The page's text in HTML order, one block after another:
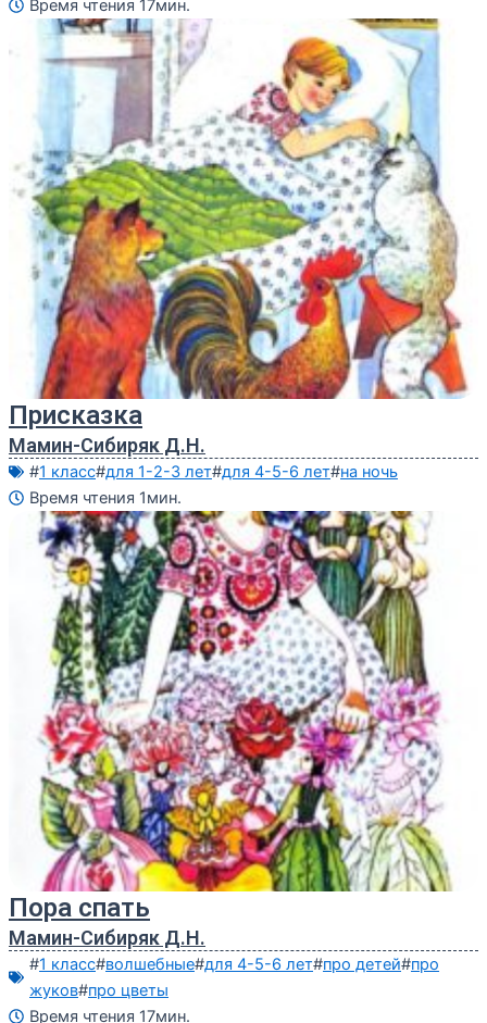
Время чтения 17мин.
Присказка
Мамин-Сибиряк Д.Н.
#1 класс#для 1-2-3 лет#для 4-5-6 лет#на ночь
Время чтения 1мин.
Пора спать
Мамин-Сибиряк Д.Н.
#1 класс#волшебные#для 4-5-6 лет#про детей#про
жуков#про цветы
Время чтения 17мин.